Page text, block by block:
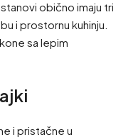
obično imaju tri
i prostornu kuhinju.
sa lepim
i pristačne u